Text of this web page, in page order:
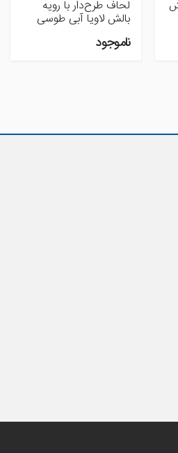
لحاف طرح‌دار با رویه
بالش لاویا آبی طوسی
ناموجود